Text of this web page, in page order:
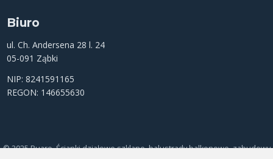
Biuro
ul. Ch. Andersena 28 l. 24
05-091 Ząbki
NIP: 8241591165
REGON: 146655630
© 2025 Puaro. Ścianki działowe szklane, balustrady balkonowe, zabudowy